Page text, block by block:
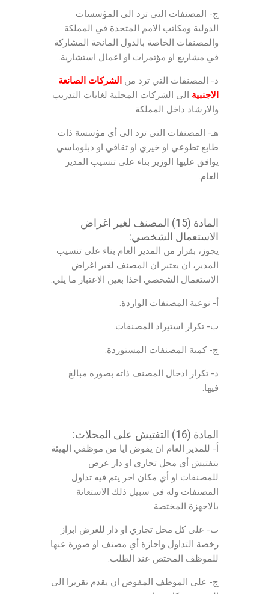
ج- المصنفات التي ترد الى المؤسسات
الدولية ومكاتب الامم المتحدة في المملكة
والمصنفات الخاصة بالدول المانحة المشاركة
في مشاريع او مؤتمرات او اعمال استشارية.
د- المصنفات التي ترد من الشركات الصانعة
الاجنبية الى الشركات المحلية لغايات التدريب
والارشاد داخل المملكة.
هـ- المصنفات التي ترد الى أي مؤسسة ذات
طابع تطوعي او خيري او ثقافي او دبلوماسي
يوافق عليها الوزير بناء على تنسيب المدير
العام.
المادة (15) المصنف لغير اغراض
الاستعمال الشخصي:
يجوز، بقرار من المدير العام بناء على تنسيب
المدير، ان يعتبر ان المصنف لغير اغراض
الاستعمال الشخصي اخذا بعين الاعتبار ما يلي:
أ- نوعية المصنفات الواردة.
ب- تكرار استيراد المصنفات.
ج- كمية المصنفات المستوردة.
د- تكرار ادخال المصنف ذاته بصورة مبالغ
فيها.
المادة (16) التفتيش على المحلات:
أ- للمدير العام ان يفوض ايا من موظفي الهيئة
بتفتيش أي محل تجاري او دار عرض
للمصنفات او أي مكان اخر يتم فيه تداول
المصنفات وله في سبيل ذلك الاستعانة
بالاجهزة المختصة.
ب- على كل محل تجاري او دار للعرض ابراز
رخصة التداول واجازة أي مصنف او صورة عنها
للموظف المختص عند الطلب.
ج- على الموظف المفوض ان يقدم تقريرا الى